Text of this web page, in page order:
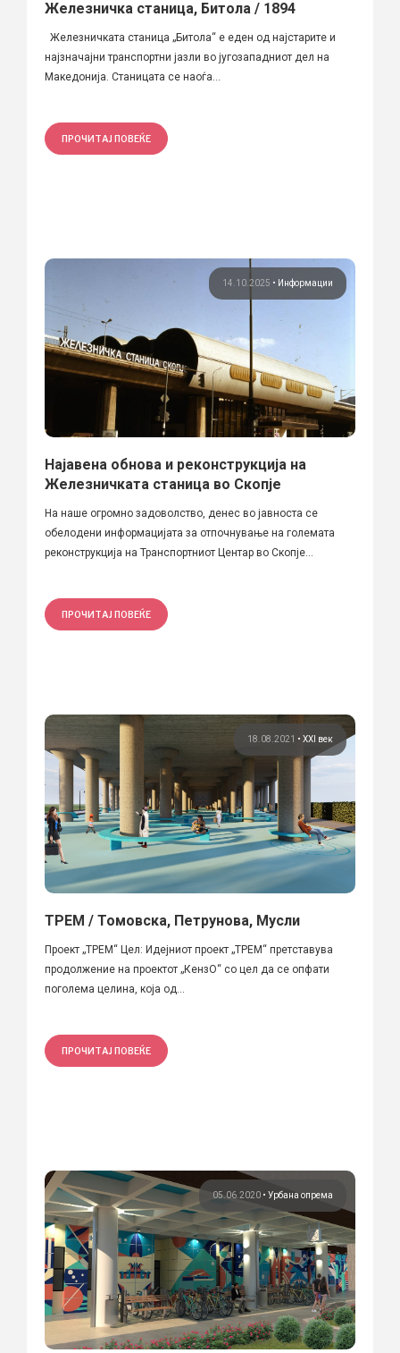
Железничка станица, Битола / 1894
Железничката станица „Битола“ е еден од најстарите и
најзначајни транспортни јазли во југозападниот дел на
Македонија. Станицата се наоѓа...
ПРОЧИТАЈ ПОВЕЌЕ
14.10.2025 • Информации
Најавена обнова и реконструкција на
Железничката станица во Скопје
На наше огромно задоволство, денес во јавноста се
обелодени информацијата за отпочнување на големата
реконструкција на Транспортниот Центар во Скопје...
ПРОЧИТАЈ ПОВЕЌЕ
18.08.2021 • XXI век
ТРЕМ / Томовска, Петрунова, Мусли
Проект „ТРЕМ“ Цел: Идејниот проект „ТРЕМ“ претставува
продолжение на проектот „КензО“ со цел да се опфати
поголема целина, која од...
ПРОЧИТАЈ ПОВЕЌЕ
05.06.2020 • Урбана опрема